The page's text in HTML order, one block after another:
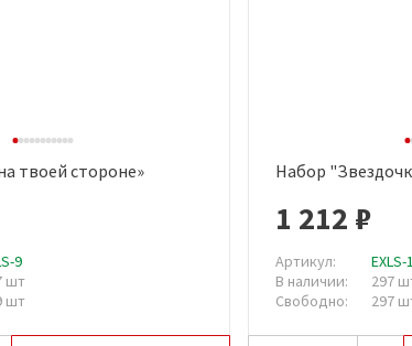
просмотр
твоей стороне»
9
шт
шт
Набор
1 212 ₽
Артикул:
EXLS-
В наличии:
297
Свободно:
297